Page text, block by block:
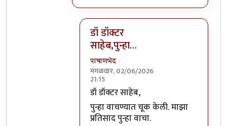
डॉ डॉक्टर
साहेब,पुन्हा…
पाषाणभेद
मंगळवार, 02/06/2026
21:15
In reply toआताच्या ह्या भारत सरकारने …
डॉ डॉक्टर साहेब,
पुन्हा वाचण्यात चूक केली. माझा
प्रतिसाद पुन्हा वाचा.